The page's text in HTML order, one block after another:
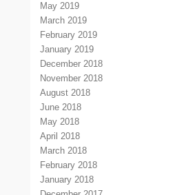
May 2019
March 2019
February 2019
January 2019
December 2018
November 2018
August 2018
June 2018
May 2018
April 2018
March 2018
February 2018
January 2018